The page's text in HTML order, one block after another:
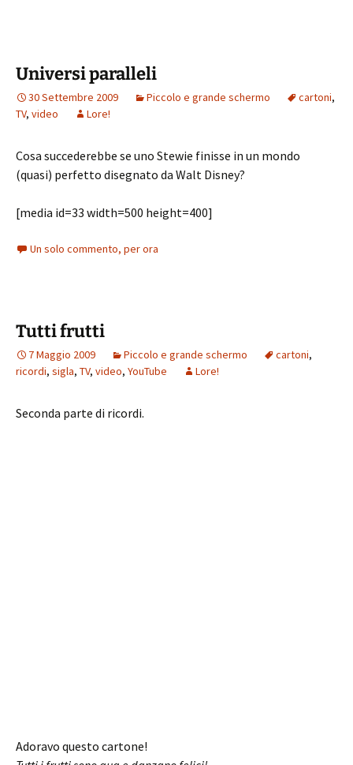
Universi paralleli
30 Settembre 2009 Piccolo e grande schermo cartoni,
TV, video Lore!
Cosa succederebbe se uno Stewie finisse in un mondo
(quasi) perfetto disegnato da Walt Disney?
[media id=33 width=500 height=400]
Un solo commento, per ora
Tutti frutti
7 Maggio 2009 Piccolo e grande schermo cartoni,
ricordi, sigla, TV, video, YouTube Lore!
Seconda parte di ricordi.
Adoravo questo cartone!